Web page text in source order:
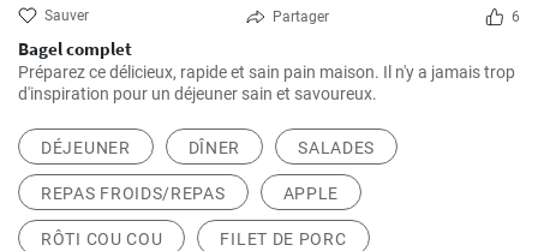
Sauver Partager 6
Bagel complet
Préparez ce délicieux, rapide et sain pain maison. Il n'y a jamais trop
d'inspiration pour un déjeuner sain et savoureux.
DÉJEUNER DÎNER SALADES
REPAS FROIDS/REPAS APPLE
RÔTI COU COU FILET DE PORC